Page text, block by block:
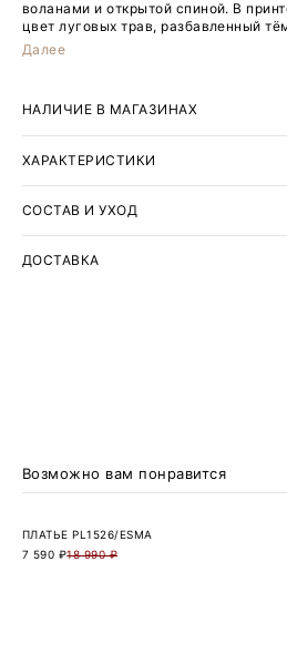
воланами и открытой спиной. В
цвет луговых трав, разбавленный
оттенками розового и синего.
талией на резинке и тесёмкой на
Далее
НАЛИЧИЕ В МАГАЗИНАХ
ХАРАКТЕРИСТИКИ
СОСТАВ И УХОД
ДОСТАВКА
Возможно вам понравится
ПЛАТЬЕ PL1526/ESMA
18 990 ₽
7 590 ₽